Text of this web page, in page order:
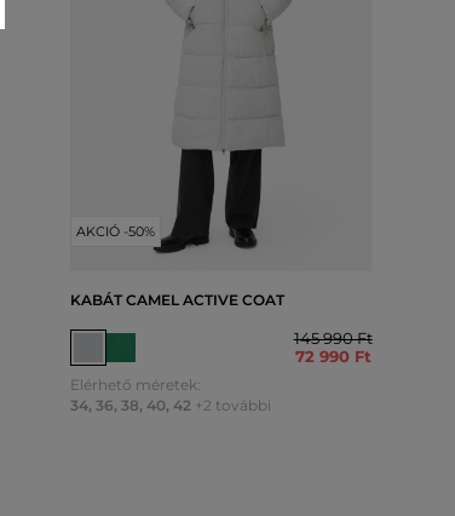
AKCIÓ -50%
KABÁT CAMEL ACTIVE COAT
145 990 Ft
72 990 Ft
Elérhető méretek:
34, 36, 38, 40, 42 +2 további